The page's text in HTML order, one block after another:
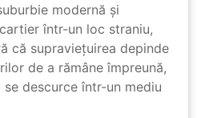
modernă și
într-un loc straniu,
că supraviețuirea depinde
de a rămâne împreună,
descurce într-un mediu